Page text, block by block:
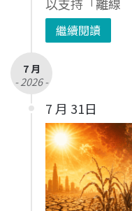
繼續閱讀
7 月
- 2026 -
7 月 31日